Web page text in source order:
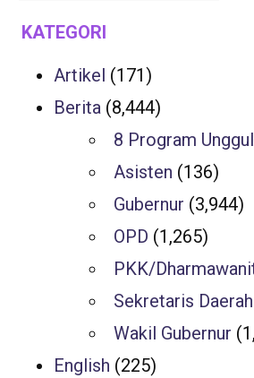
KATEGORI
Artikel (171)
Berita (8,444)
8 Program
Asisten (136)
Gubernur (3,944)
OPD (1,265)
PKK/
Sekretaris Daerah
Wakil Gubernur
English (225)